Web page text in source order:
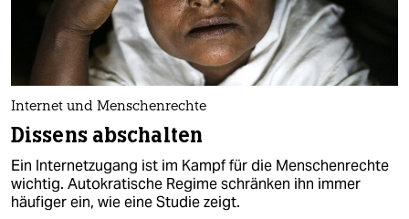
Internet und Menschenrechte
Dissens abschalten
Ein Internetzugang ist im Kampf für die Menschenrechte
wichtig. Autokratische Regime schränken ihn immer
häufiger ein, wie eine Studie zeigt.